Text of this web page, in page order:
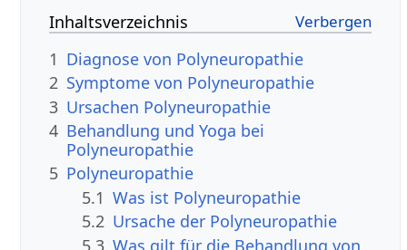
Inhaltsverzeichnis
1 Diagnose von Polyneuropathie
2 Symptome von Polyneuropathie
3 Ursachen Polyneuropathie
4 Behandlung und Yoga bei
Polyneuropathie
5 Polyneuropathie
5.1 Was ist Polyneuropathie
5.2 Ursache der Polyneuropathie
5.3 Was gilt für die Behandlung von